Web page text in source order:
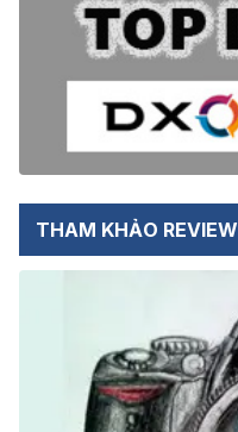
THAM KHẢO REVIEW